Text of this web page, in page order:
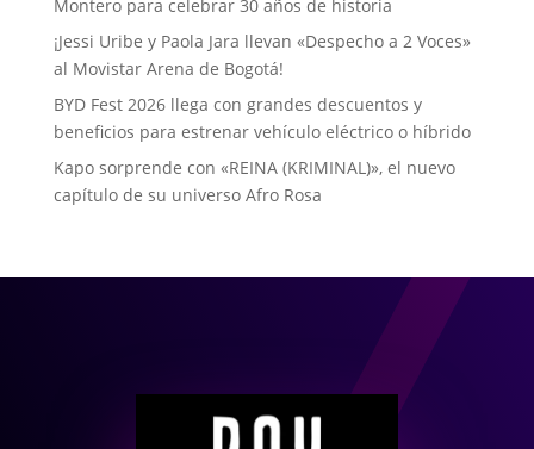
Montero para celebrar 30 años de historia
¡Jessi Uribe y Paola Jara llevan «Despecho a 2 Voces»
al Movistar Arena de Bogotá!
BYD Fest 2026 llega con grandes descuentos y
beneficios para estrenar vehículo eléctrico o híbrido
Kapo sorprende con «REINA (KRIMINAL)», el nuevo
capítulo de su universo Afro Rosa